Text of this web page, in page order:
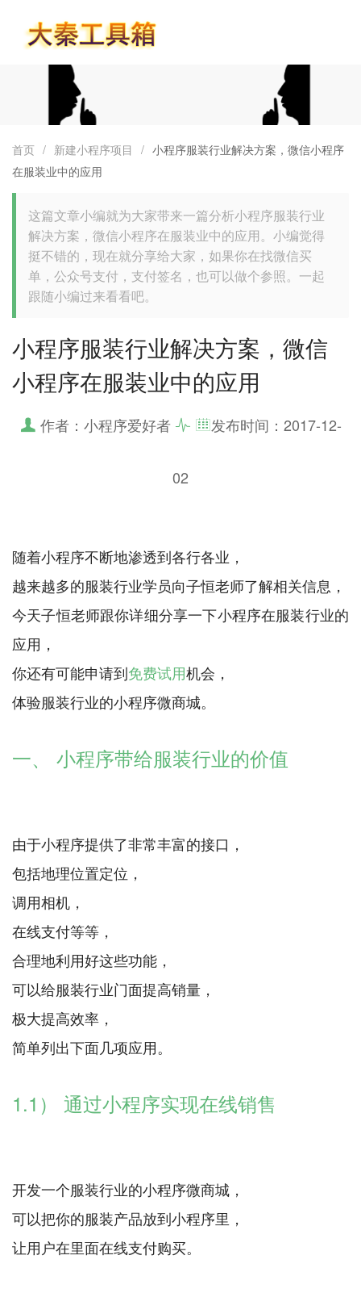
首页 / 新建小程序项目 / 小程序服装行业解决方案，微信小程序
在服装业中的应用
这篇文章小编就为大家带来一篇分析小程序服装行业
解决方案，微信小程序在服装业中的应用。小编觉得
挺不错的，现在就分享给大家，如果你在找微信买
单，公众号支付，支付签名，也可以做个参照。一起
跟随小编过来看看吧。
小程序服装行业解决方案，微信
小程序在服装业中的应用
作者：小程序爱好者 发布时间： 2017-12-
02
随着小程序不断地渗透到各行各业，
越来越多的服装行业学员向子恒老师了解相关信息，
今天子恒老师跟你详细分享一下小程序在服装行业的
应用，
你还有可能申请到免费试用机会，
体验服装行业的小程序微商城。
一、 小程序带给服装行业的价值
由于小程序提供了非常丰富的接口，
包括地理位置定位，
调用相机，
在线支付等等，
合理地利用好这些功能，
可以给服装行业门面提高销量，
极大提高效率，
简单列出下面几项应用。
1.1） 通过小程序实现在线销售
开发一个服装行业的小程序微商城，
可以把你的服装产品放到小程序里，
让用户在里面在线支付购买。